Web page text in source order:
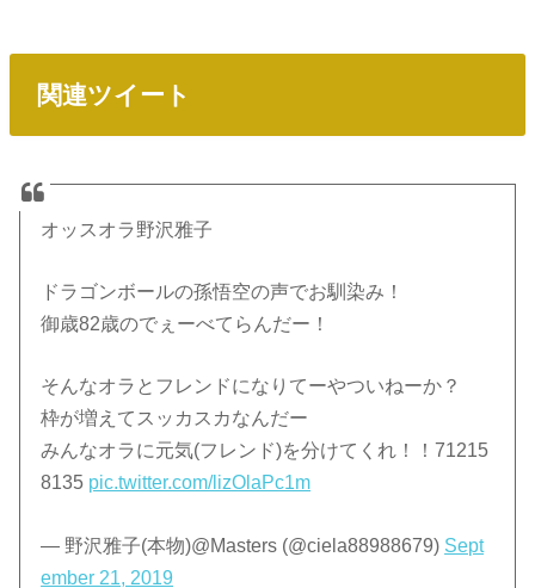
関連ツイート
オッスオラ野沢雅子
ドラゴンボールの孫悟空の声でお馴染み！
御歳82歳のでぇーべてらんだー！
そんなオラとフレンドになりてーやついねーか？
枠が増えてスッカスカなんだー
みんなオラに元気(フレンド)を分けてくれ！！71215
8135 pic.twitter.com/lizOlaPc1m
— 野沢雅子(本物)@Masters (@ciela88988679) Sept
ember 21, 2019